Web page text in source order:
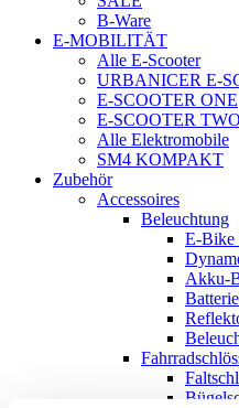
B-Ware
E-MOBILITÄT
Alle E-Scooter
URBANICER E-
E-SCOOTER ONE
E-SCOOTER TWO
Alle Elektromobile
SM4 KOMPAKT
Zubehör
Accessoires
Beleuchtung
E-Bike
Akku-